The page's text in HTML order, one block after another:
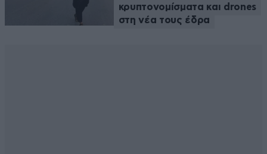
κρυπτονομίσματα και drones
στη νέα τους έδρα